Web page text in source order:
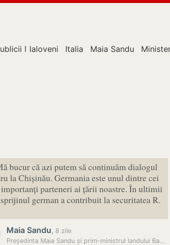
Moldova
Ialoveni Italia Maia Sandu
bucur că azi putem să continuăm dialogul
la Chișinău. Germania este unul dintre cei
parteneri ai țării noastre. În ultimii
german a contribuit la securitatea R.
Maia Sandu, 8 zile
Președinta Maia Sandu și prim-ministrul landului Bavaria, Markus…